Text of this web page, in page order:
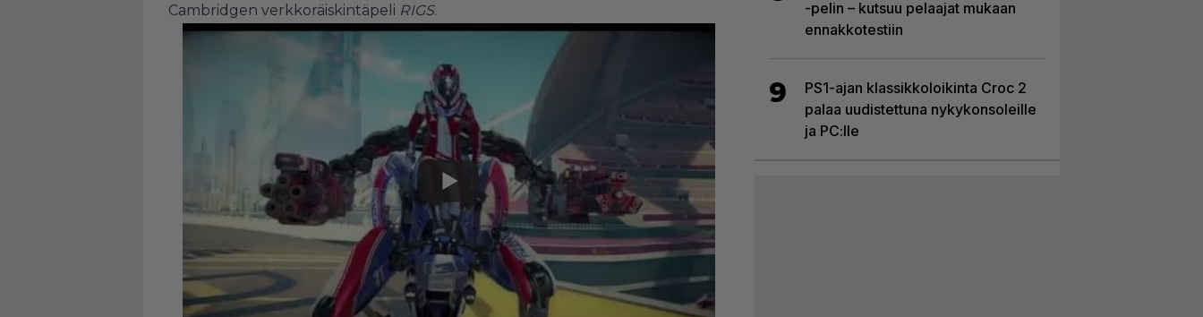
Cambridgen verkkoräiskintäpeli RIGS.
-pelin – kutsuu pelaajat mukaan
ennakkotestiin
9
PS1-ajan klassikkoloikinta Croc 2
palaa uudistettuna nykykonsoleille
ja PC:lle